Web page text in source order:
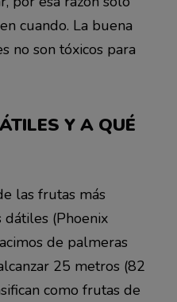
cuando. La buena
no son tóxicos para
Y A QUÉ
las frutas más
dátiles (Phoenix
de palmeras
25 metros (82
como frutas de